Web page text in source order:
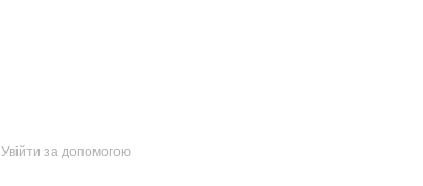
Увійти за допомогою